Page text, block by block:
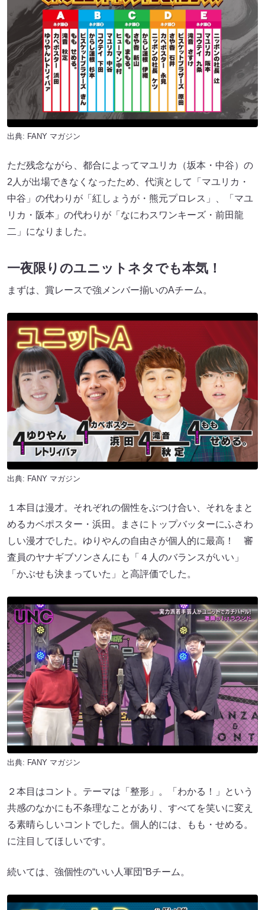
出典: FANY マガジン
ただ残念ながら、都合によってマユリカ（坂本・中谷）の
2人が出場できなくなったため、代演として「マユリカ・
中谷」の代わりが「紅しょうが・熊元プロレス」、「マユ
リカ・阪本」の代わりが「なにわスワンキーズ・前田龍
二」になりました。
一夜限りのユニットネタでも本気！
まずは、賞レースで強メンバー揃いのAチーム。
出典: FANY マガジン
１本目は漫才。それぞれの個性をぶつけ合い、それをまと
めるカベポスター・浜田。まさにトップバッターにふさわ
しい漫才でした。ゆりやんの自由さが個人的に最高！ 審
査員のヤナギブソンさんにも「４人のバランスがいい」
「かぶせも決まっていた」と高評価でした。
出典: FANY マガジン
２本目はコント。テーマは「整形」。「わかる！」という
共感のなかにも不条理なことがあり、すべてを笑いに変え
る素晴らしいコントでした。個人的には、もも・せめる。
に注目してほしいです。
続いては、強個性の“いい人軍団”Bチーム。